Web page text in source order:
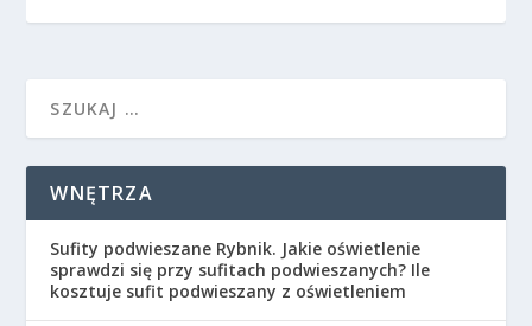
WNĘTRZA
Sufity podwieszane Rybnik. Jakie oświetlenie
sprawdzi się przy sufitach podwieszanych? Ile
kosztuje sufit podwieszany z oświetleniem